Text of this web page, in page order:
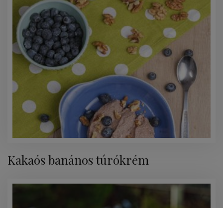
Kakaós banános túrókrém